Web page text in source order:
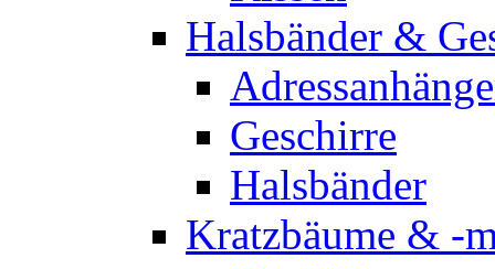
Halsbänder &
Geschirre
Halsbänder
Kratzbäume & -